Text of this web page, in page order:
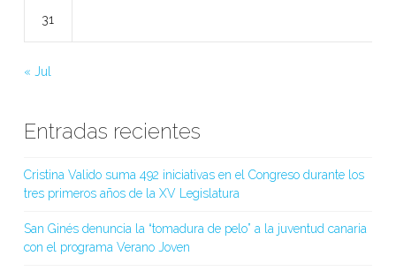
31
« Jul
Entradas recientes
Cristina Valido suma 492 iniciativas en el Congreso durante los
tres primeros años de la XV Legislatura
San Ginés denuncia la “tomadura de pelo” a la juventud canaria
con el programa Verano Joven